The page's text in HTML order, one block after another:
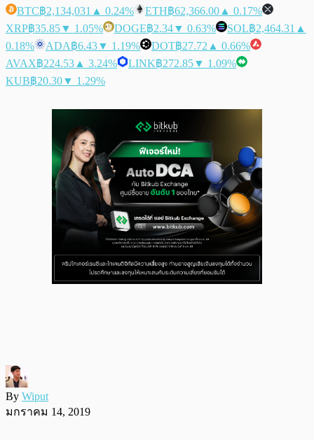
BTC฿2,134,031 ▲ 0.24% ETH฿62,366.00 ▲ 0.17%
XRP฿35.85▼ 1.05% DOGE฿2.34▼ 0.63% SOL฿2,464.31 ▲
0.18%
ADA฿6.43▼ 1.19% DOT฿27.72 ▲ 0.66%
AVAX฿224.53 ▲ 3.24% LINK฿272.85▼ 1.09%
KUB฿20.30▼ 1.29%
By Wiput
มกราคม 14, 2019